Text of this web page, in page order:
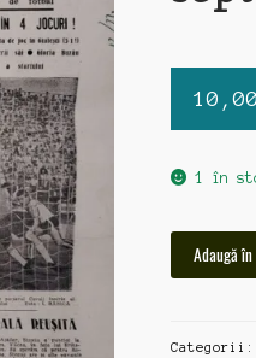
1 în
Sportul,
din
Adaugă
Categorii: